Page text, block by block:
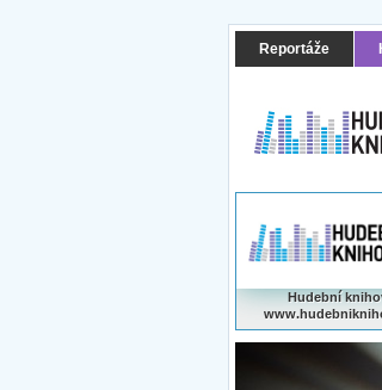
Reportáže
Hudební